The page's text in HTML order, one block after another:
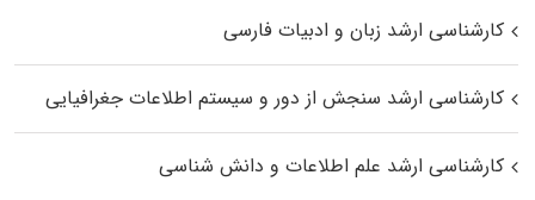
کارشناسی ارشد زبان و ادبیات فارسی
کارشناسی ارشد سنجش از دور و سیستم اطلاعات جغرافیایی
کارشناسی ارشد علم اطلاعات و دانش شناسی